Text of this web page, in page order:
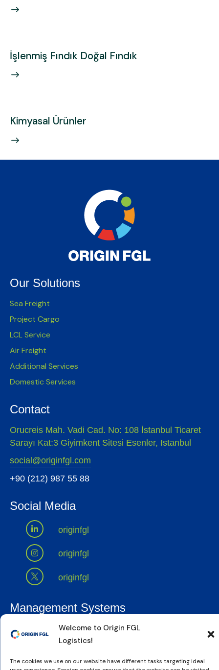
Welcome to Origin FGL
Logistics!
The cookies we use on our website have different tasks targeting ideal
İşlenmiş Fındık Doğal Fındık
Kimyasal Ürünler
Our Solutions
Sea Freight
Project Cargo
LCL Service
Air Freight
Additional Services
Domestic Services
Contact
Orucreis Mah. Vadi Cad. No: 108 İstanbul Ticaret
Sarayı Kat:3 Giyimkent Sitesi Esenler, Istanbul
social@originfgl.com
+90 (212) 987 55 88
Social Media
originfgl
originfgl
originfgl
Management Systems
Certificates